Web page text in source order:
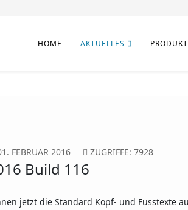
HOME AKTUELLES
FEBRUAR 2016 ZUGRIFFE: 7928
Build 116
jetzt die Standard Kopf- und Fusstexte